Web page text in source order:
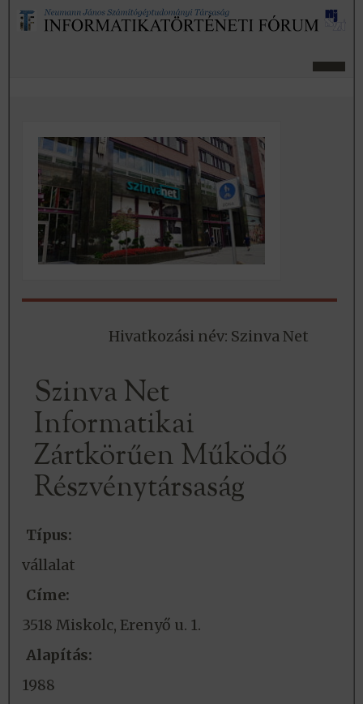
Hivatkozási név: Szinva Net
Szinva Net
Informatikai
Zártkörűen Működő
Részvénytársaság
Típus:
vállalat
Címe:
3518 Miskolc, Erenyő u. 1.
Alapítás:
1988